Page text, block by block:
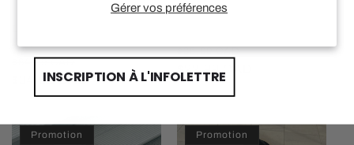
Gérer vos préférences
Prix
habituel
$64.99 CAD
Prix
promotionnel
$34.99 CAD
Prix
$35.99 CAD
Prix
Promotion Promotion
INSCRIPTION À L'INFOLETTRE